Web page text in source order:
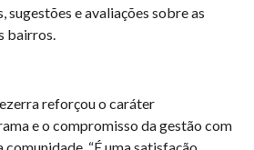
e avaliações sobre as
bairros.
reforçou o caráter
e o compromisso da gestão com
“É uma satisfação